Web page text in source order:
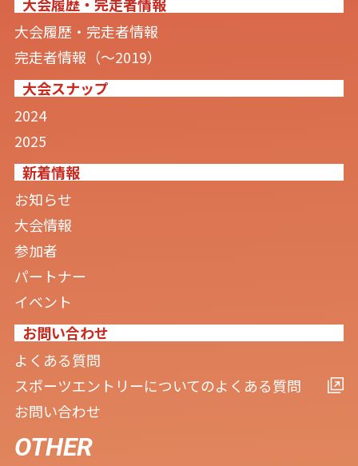
大会履歴・完走者情報
完走者情報（〜2019）
大会スナップ
2024
2025
新着情報
お知らせ
大会情報
参加者
パートナー
イベント
お問い合わせ
よくある質問
スポーツエントリーについてのよくある質問
お問い合わせ
OTHER